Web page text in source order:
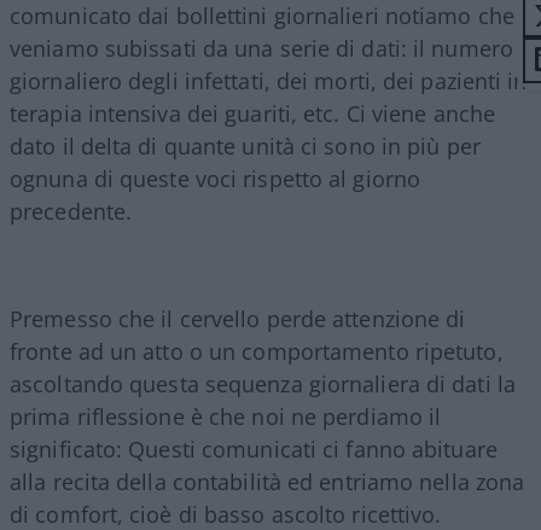
comunicato dai bollettini giornalieri notiamo che
veniamo subissati da una serie di dati: il numero
giornaliero degli infettati, dei morti, dei pazienti in
terapia intensiva dei guariti, etc. Ci viene anche
dato il delta di quante unità ci sono in più per
ognuna di queste voci rispetto al giorno
precedente.
Premesso che il cervello perde attenzione di
fronte ad un atto o un comportamento ripetuto,
ascoltando questa sequenza giornaliera di dati la
prima riflessione è che noi ne perdiamo il
significato: Questi comunicati ci fanno abituare
alla recita della contabilità ed entriamo nella zona
di comfort, cioè di basso ascolto ricettivo.